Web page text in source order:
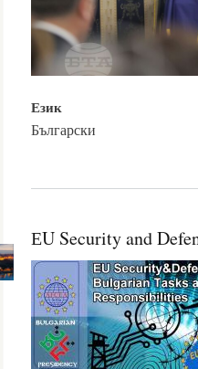
Език
Български
ЕU Security and